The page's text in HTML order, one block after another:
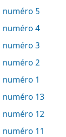
numéro 5
numéro 4
numéro 3
numéro 2
numéro 1
numéro 13
numéro 12
numéro 11